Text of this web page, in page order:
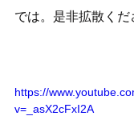
では。是非拡散くだ
https://
v=_asX2cFxI2A